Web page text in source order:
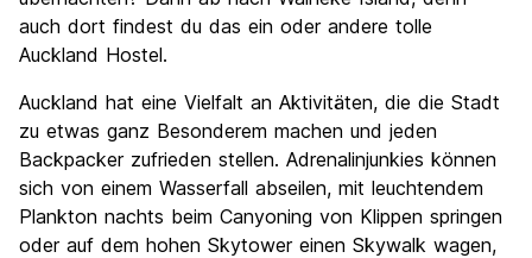
auch dort findest du das ein oder andere tolle
Auckland Hostel.
Auckland hat eine Vielfalt an Aktivitäten, die die Stadt
zu etwas ganz Besonderem machen und jeden
Backpacker zufrieden stellen. Adrenalinjunkies können
sich von einem Wasserfall abseilen, mit leuchtendem
Plankton nachts beim Canyoning von Klippen springen
oder auf dem hohen Skytower einen Skywalk wagen,